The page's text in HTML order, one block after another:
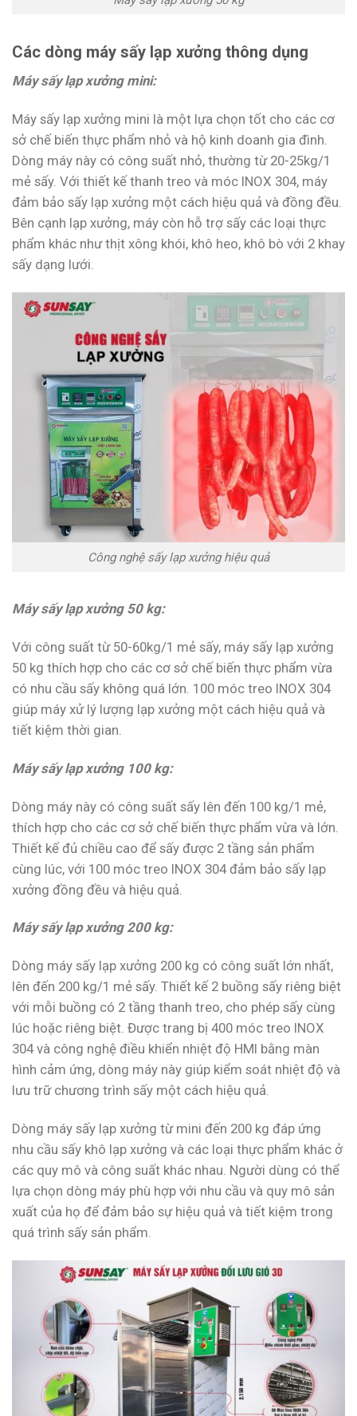
Các dòng máy sấy lạp xưởng thông dụng
Máy sấy lạp xưởng mini:
Máy sấy lạp xưởng mini là một lựa chọn tốt cho các cơ
sở chế biến thực phẩm nhỏ và hộ kinh doanh gia đình.
Dòng máy này có công suất nhỏ, thường từ 20-25kg/1
mẻ sấy. Với thiết kế thanh treo và móc INOX 304, máy
đảm bảo sấy lạp xưởng một cách hiệu quả và đồng đều.
Bên cạnh lạp xưởng, máy còn hỗ trợ sấy các loại thực
phẩm khác như thịt xông khói, khô heo, khô bò với 2 khay
sấy dạng lưới.
Công nghệ sấy lạp xưởng hiệu quả
Máy sấy lạp xưởng 50 kg:
Với công suất từ 50-60kg/1 mẻ sấy, máy sấy lạp xưởng
50 kg thích hợp cho các cơ sở chế biến thực phẩm vừa
có nhu cầu sấy không quá lớn. 100 móc treo INOX 304
giúp máy xử lý lượng lạp xưởng một cách hiệu quả và
tiết kiệm thời gian.
Máy sấy lạp xưởng 100 kg:
Dòng máy này có công suất sấy lên đến 100 kg/1 mẻ,
thích hợp cho các cơ sở chế biến thực phẩm vừa và lớn.
Thiết kế đủ chiều cao để sấy được 2 tầng sản phẩm
cùng lúc, với 100 móc treo INOX 304 đảm bảo sấy lạp
xưởng đồng đều và hiệu quả.
Máy sấy lạp xưởng 200 kg:
Dòng máy sấy lạp xưởng 200 kg có công suất lớn nhất,
lên đến 200 kg/1 mẻ sấy. Thiết kế 2 buồng sấy riêng biệt
với mỗi buồng có 2 tầng thanh treo, cho phép sấy cùng
lúc hoặc riêng biệt. Được trang bị 400 móc treo INOX
304 và công nghệ điều khiển nhiệt độ HMI bằng màn
hình cảm ứng, dòng máy này giúp kiểm soát nhiệt độ và
lưu trữ chương trình sấy một cách hiệu quả.
Dòng máy sấy lạp xưởng từ mini đến 200 kg đáp ứng
nhu cầu sấy khô lạp xưởng và các loại thực phẩm khác ở
các quy mô và công suất khác nhau. Người dùng có thể
lựa chọn dòng máy phù hợp với nhu cầu và quy mô sản
xuất của họ để đảm bảo sự hiệu quả và tiết kiệm trong
quá trình sấy sản phẩm.